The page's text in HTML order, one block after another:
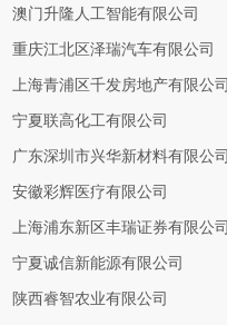
澳门升隆人工智能有限公司
重庆江北区泽瑞汽车有限公司
上海青浦区千发房地产有限公司
宁夏联高化工有限公司
广东深圳市兴华新材料有限公司
安徽彩辉医疗有限公司
上海浦东新区丰瑞证券有限公司
宁夏诚信新能源有限公司
陕西睿智农业有限公司